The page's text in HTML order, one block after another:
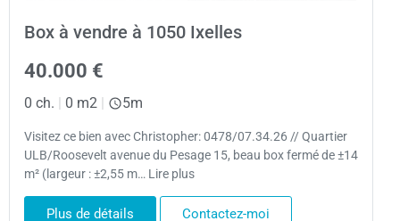
Box à vendre à 1050 Ixelles
40.000 €
0 ch. 0 m2 5m
Visitez ce bien avec Christopher: 0478/07.34.26 // Quartier
ULB/Roosevelt avenue du Pesage 15, beau box fermé de ±14
m² (largeur : ±2,55 m… Lire plus
Plus de détails Contactez-moi